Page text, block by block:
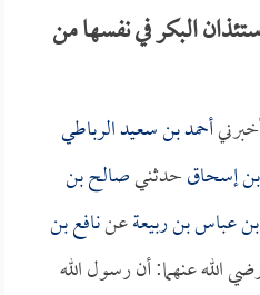
البكر في نفسها من
أحمد بن سعيد الرباطي
إسحاقحدثنيصالح بن
عباس بن ربيعةعننافع بن
الله عنهما: أن رسول الله